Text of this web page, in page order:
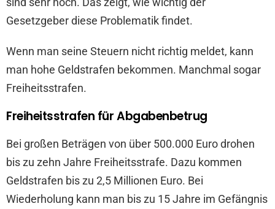
Gesetzgeber diese Problematik findet.
Wenn man seine Steuern nicht richtig meldet, kann
man hohe Geldstrafen bekommen. Manchmal sogar
Freiheitsstrafen.
Freiheitsstrafen für Abgabenbetrug
Bei großen Beträgen von über 500.000 Euro drohen
bis zu zehn Jahre Freiheitsstrafe. Dazu kommen
Geldstrafen bis zu 2,5 Millionen Euro. Bei
Wiederholung kann man bis zu 15 Jahre im Gefängnis